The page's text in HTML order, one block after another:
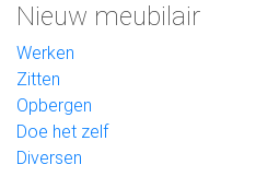
Nieuw meubilair
Werken
Zitten
Opbergen
Doe het zelf
Diversen